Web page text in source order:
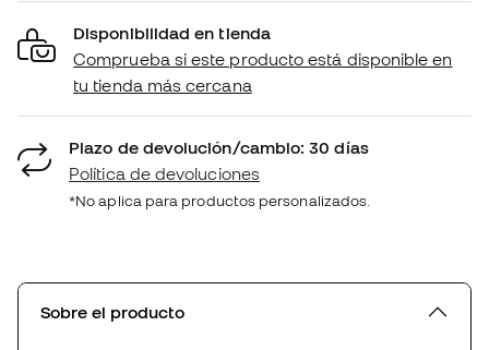
Disponibilidad en tienda
Comprueba si este producto está disponible en
tu tienda más cercana
Plazo de devolución/cambio: 30 días
Política de devoluciones
*No aplica para productos personalizados.
Sobre el producto